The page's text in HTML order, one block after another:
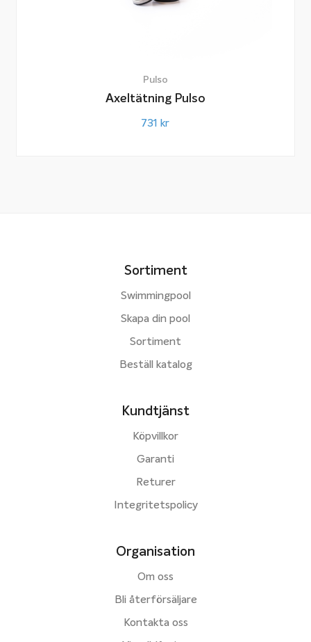
Pulso
Axeltätning Pulso
731 kr
Sortiment
Swimmingpool
Skapa din pool
Sortiment
Beställ katalog
Kundtjänst
Köpvillkor
Garanti
Returer
Integritetspolicy
Organisation
Om oss
Bli återförsäljare
Kontakta oss